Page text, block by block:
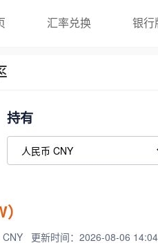
汇率兑换 银行
持有
更新时间：2026-08-06